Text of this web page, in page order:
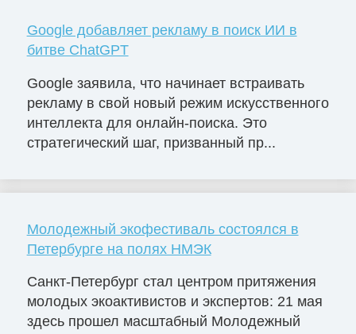
Google добавляет рекламу в поиск ИИ в
битве ChatGPT
Google заявила, что начинает встраивать
рекламу в свой новый режим искусственного
интеллекта для онлайн-поиска. Это
стратегический шаг, призванный пр...
Молодежный экофестиваль состоялся в
Петербурге на полях НМЭК
Санкт-Петербург стал центром притяжения
молодых экоактивистов и экспертов: 21 мая
здесь прошел масштабный Молодежный